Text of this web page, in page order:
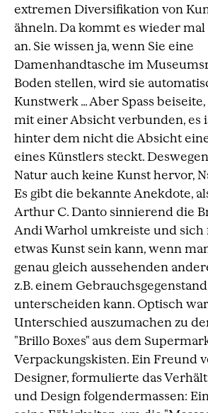
extremen Diversifikation von
ähneln. Da kommt es wieder
an. Sie wissen ja, wenn Sie eine
Damenhandtasche im
Boden stellen, wird sie
Kunstwerk … Aber Spass
mit einer Absicht verbunden, es
hinter dem nicht die Absicht
eines Künstlers steckt.
Natur auch keine Kunst hervor,
Es gibt die bekannte Anekdote,
Arthur C. Danto sinnierend die
Andi Warhol umkreiste und sich
etwas Kunst sein kann, wenn
genau gleich aussehenden
z.B. einem
unterscheiden kann. Optisch
Unterschied auszumachen zu
"Brillo Boxes" aus dem
Verpackungskisten. Ein Freund
Designer, formulierte das
und Design folgendermassen: